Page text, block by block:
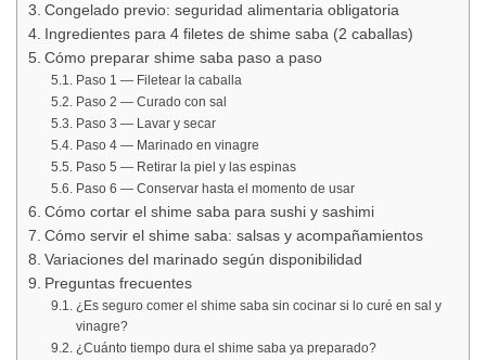
Congelado previo: seguridad alimentaria obligatoria
Ingredientes para 4 filetes de shime saba (2 caballas)
Cómo preparar shime saba paso a paso
Paso 1 — Filetear la caballa
Paso 2 — Curado con sal
Paso 3 — Lavar y secar
Paso 4 — Marinado en vinagre
Paso 5 — Retirar la piel y las espinas
Paso 6 — Conservar hasta el momento de usar
Cómo cortar el shime saba para sushi y sashimi
Cómo servir el shime saba: salsas y acompañamientos
Variaciones del marinado según disponibilidad
Preguntas frecuentes
¿Es seguro comer el shime saba sin cocinar si lo curé en sal y
vinagre?
¿Cuánto tiempo dura el shime saba ya preparado?